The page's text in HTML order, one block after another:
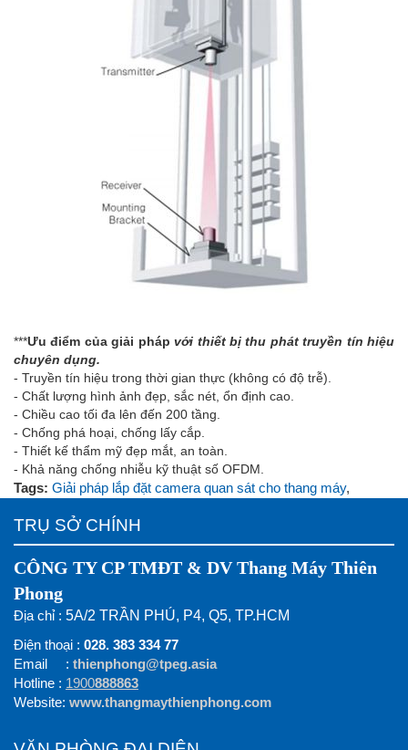
***Ưu điểm của giải phápvới thiết bị thu phát truyền tín hiệu
chuyên dụng.
- Truyền tín hiệu trong thời gian thực (không có độ trễ).
- Chất lượng hình ảnh đẹp, sắc nét, ổn định cao.
- Chiều cao tối đa lên đến 200 tầng.
- Chống phá hoại, chống lấy cắp.
- Thiết kế thẩm mỹ đẹp mắt, an toàn.
- Khả năng chống nhiễu kỹ thuật số OFDM.
Tags: Giải pháp lắp đặt camera quan sát cho thang máy,
TRỤ SỞ CHÍNH
CÔNG TY CP TMĐT & DV Thang Máy Thiên
Phong
Địa chỉ : 5A/2 TRẦN PHÚ, P4, Q5, TP.HCM
Điện thoại : 028. 383 334 77
Email : thienphong@tpeg.asia
Hotline : 1900888863
Website: www.thangmaythienphong.com